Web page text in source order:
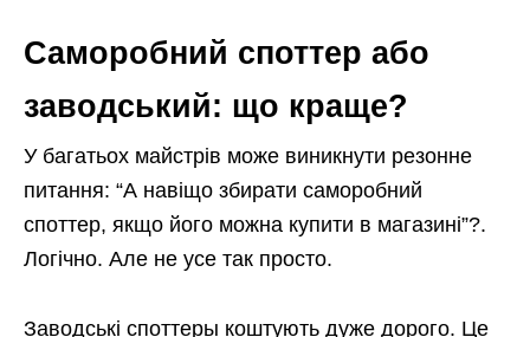
Саморобний споттер або
заводський: що краще?
У багатьох майстрів може виникнути резонне
питання: “А навіщо збирати саморобний
споттер, якщо його можна купити в магазині”?.
Логічно. Але не усе так просто.
Заводські споттеры коштують дуже дорого. Це